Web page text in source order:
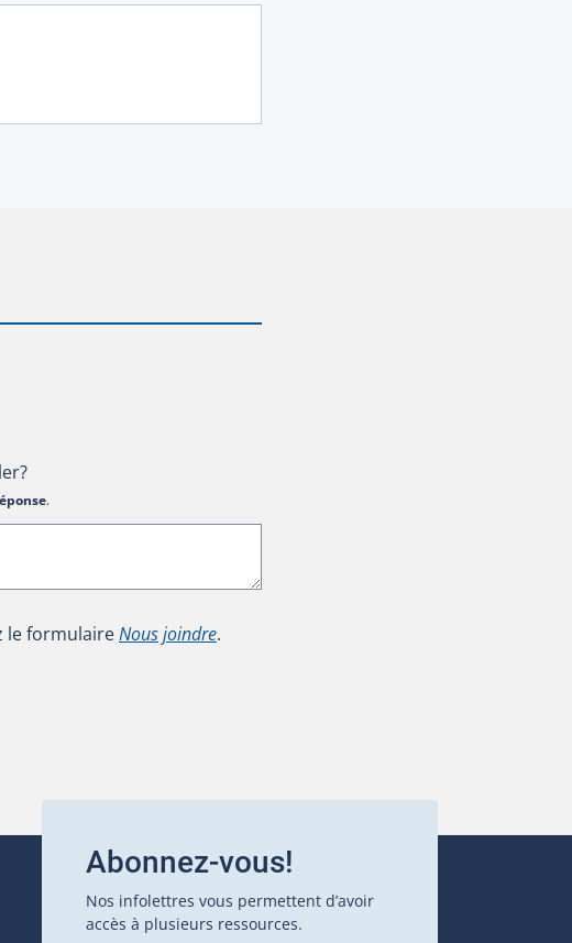
.
le formulaireNous joindre.
Abonnez-vous!
Nos infolettres vous permettent d’avoir
accès à plusieurs ressources.